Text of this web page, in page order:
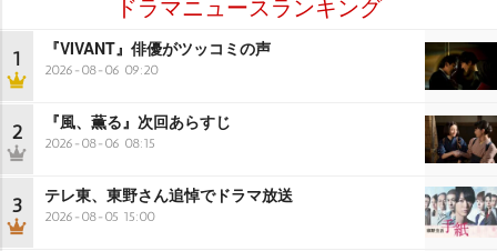
1 『VIVANT』俳優がツッコミの声
2026-08-06 09:20
2 『風、薫る』次回あらすじ
2026-08-06 08:15
3 テレ東、東野さん追悼でドラマ放送
2026-08-05 15:00